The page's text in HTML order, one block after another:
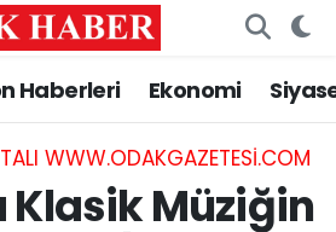
Haberleri Ekonomi
WWW.ODAKGAZETESI.COM
Klasik Müziğin
HABERLERİ